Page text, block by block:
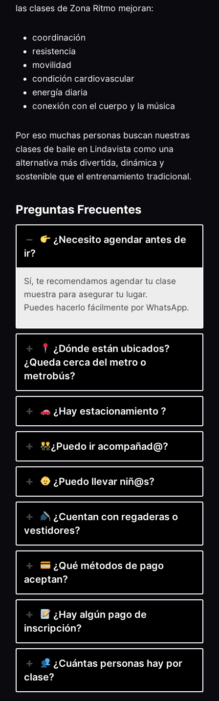
las clases de Zona Ritmo mejoran:
coordinación
resistencia
movilidad
condición cardiovascular
energía diaria
conexión con el cuerpo y la música
Por eso muchas personas buscan nuestras
clases de baile en Lindavista como una
alternativa más divertida, dinámica y
sostenible que el entrenamiento tradicional.
Preguntas Frecuentes
¿Necesito agendar antes de
ir?
Sí, te recomendamos agendar tu clase
muestra para asegurar tu lugar.
Puedes hacerlo fácilmente por WhatsApp.
¿Dónde están ubicados?
¿Queda cerca del metro o
metrobús?
¿Hay estacionamiento ?
¿Puedo ir acompañad@?
¿Puedo llevar niñ@s?
¿Cuentan con regaderas o
vestidores?
¿Qué métodos de pago
aceptan?
¿Hay algún pago de
inscripción?
¿Cuántas personas hay por
clase?